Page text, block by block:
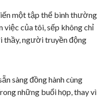
một tập thể bình thường
việc của tôi, sếp không chỉ
thầy, người truyền động
sàng đồng hành cùng
những buổi họp, thay vì